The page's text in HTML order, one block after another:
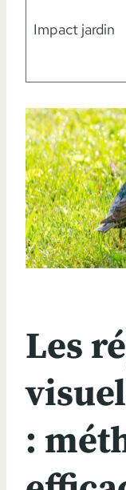
Impact jardin
Les
: